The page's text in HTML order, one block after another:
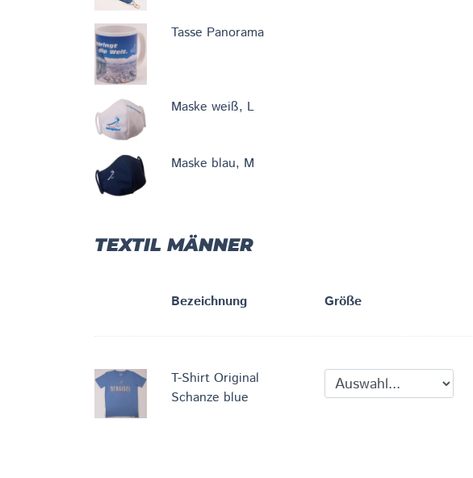
Tasse Panorama
Maske weiß, L
Maske blau, M
TEXTIL MÄNNER
Bezeichnung Größe
T-Shirt Original
Schanze blue